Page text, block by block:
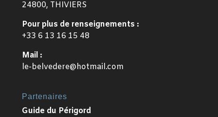
24800, THIVIERS
Pour plus de renseignements :
+33 6 13 16 15 48
Mail :
le-belvedere@hotmail.com
Partenaires
Guide du Périgord